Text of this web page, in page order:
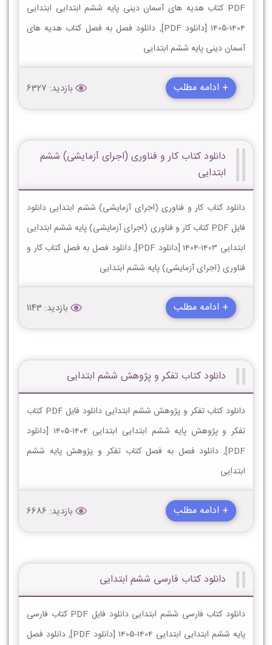
PDF کتاب هدیه های آسمان دینی پایه ششم ابتدایی ابتدایی
1404-1405 [دانلود PDF], دانلود فصل به فصل کتاب هدیه های
آسمان دینی پایه ششم ابتدایی
+ ادامه مطلب بازدید: 6327
دانلود کتاب کار و فناوری (اجرای آزمایشی) ششم
ابتدایی
دانلود کتاب کار و فناوری (اجرای آزمایشی) ششم ابتدایی دانلود
فایل PDF کتاب کار و فناوری (اجرای آزمایشی) پایه ششم ابتدایی
ابتدایی 1403-1404 [دانلود PDF], دانلود فصل به فصل کتاب کار و
فناوری (اجرای آزمایشی) پایه ششم ابتدایی
+ ادامه مطلب بازدید: 1143
دانلود کتاب تفکر و پژوهش ششم ابتدایی
دانلود کتاب تفکر و پژوهش ششم ابتدایی دانلود فایل PDF کتاب
تفکر و پژوهش پایه ششم ابتدایی ابتدایی 1404-1405 [دانلود
PDF], دانلود فصل به فصل کتاب تفکر و پژوهش پایه ششم
ابتدایی
+ ادامه مطلب بازدید: 6686
دانلود کتاب فارسی ششم ابتدایی
دانلود کتاب فارسی ششم ابتدایی دانلود فایل PDF کتاب فارسی
پایه ششم ابتدایی ابتدایی 1404-1405 [دانلود PDF], دانلود فصل